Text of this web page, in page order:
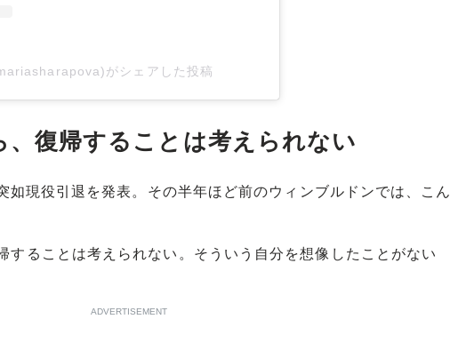
がシェアした投稿
、復帰することは考えられない
現役引退を発表。その半年ほど前のウィンブルドンでは、こん
することは考えられない。そういう自分を想像したことがない
ADVERTISEMENT